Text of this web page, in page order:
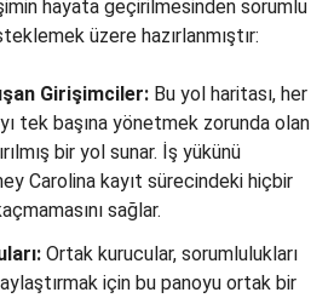
hayata geçirilmesinden sorumlu
üzere hazırlanmıştır:
Girişimciler: Bu yol haritası, her
tek başına yönetmek zorunda olan
bir yol sunar. İş yükünü
Carolina kayıt sürecindeki hiçbir
sağlar.
Ortak kurucular, sorumlulukları
için bu panoyu ortak bir